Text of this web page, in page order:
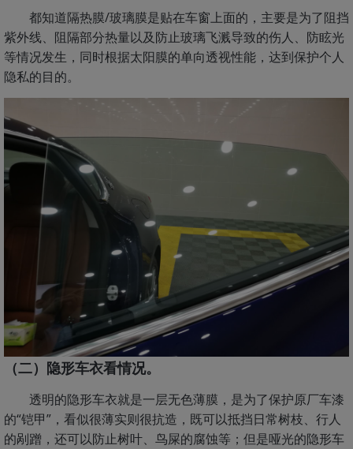
都知道隔热膜/玻璃膜是贴在车窗上面的，主要是为了阻挡
紫外线、阻隔部分热量以及防止玻璃飞溅导致的伤人、防眩光
等情况发生，同时根据太阳膜的单向透视性能，达到保护个人
隐私的目的。
（二）隐形车衣看情况。
透明的隐形车衣就是一层无色薄膜，是为了保护原厂车漆
的“铠甲”，看似很薄实则很抗造，既可以抵挡日常树枝、行人
的剐蹭，还可以防止树叶、鸟屎的腐蚀等；但是哑光的隐形车